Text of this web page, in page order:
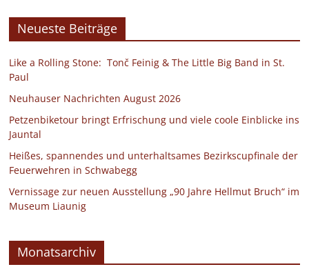
Neueste Beiträge
Like a Rolling Stone: Tonč Feinig & The Little Big Band in St.
Paul
Neuhauser Nachrichten August 2026
Petzenbiketour bringt Erfrischung und viele coole Einblicke ins
Jauntal
Heißes, spannendes und unterhaltsames Bezirkscupfinale der
Feuerwehren in Schwabegg
Vernissage zur neuen Ausstellung „90 Jahre Hellmut Bruch“ im
Museum Liaunig
Monatsarchiv